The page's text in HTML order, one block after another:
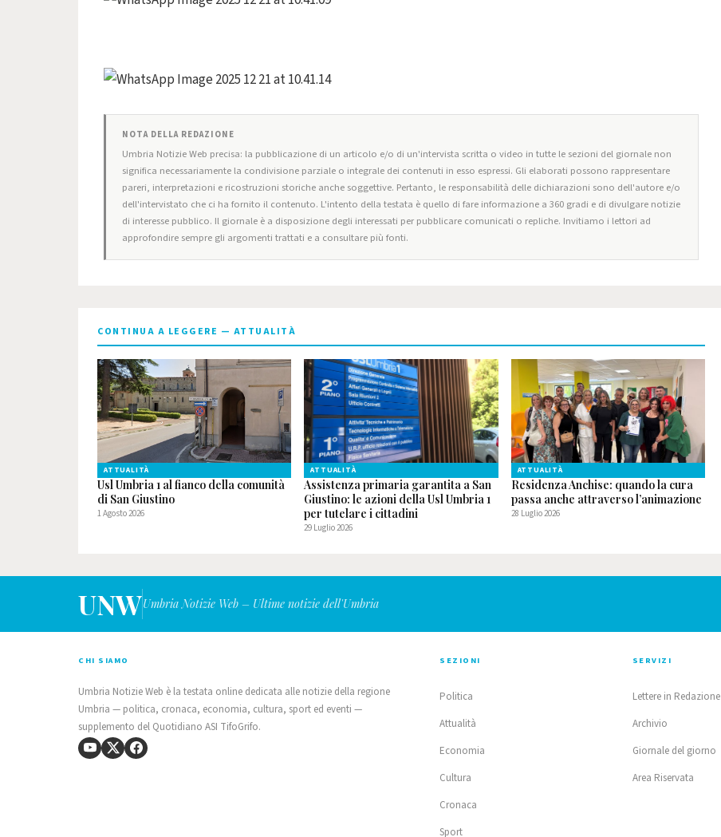
NOTA DELLA REDAZIONE
Umbria Notizie Web precisa: la pubblicazione di un articolo e/o di un'intervista scritta o video in tutte le sezioni del giornale non
significa necessariamente la condivisione parziale o integrale dei contenuti in esso espressi. Gli elaborati possono rappresentare
pareri, interpretazioni e ricostruzioni storiche anche soggettive. Pertanto, le responsabilità delle dichiarazioni sono dell'autore e/o
dell'intervistato che ci ha fornito il contenuto. L'intento della testata è quello di fare informazione a 360 gradi e di divulgare notizie
di interesse pubblico. Il giornale è a disposizione degli interessati per pubblicare comunicati o repliche. Invitiamo i lettori ad
approfondire sempre gli argomenti trattati e a consultare più fonti.
CONTINUA A LEGGERE — ATTUALITÀ
ATTUALITÀ
Usl Umbria 1 al fianco della comunità
di San Giustino
1 Agosto 2026
ATTUALITÀ
Assistenza primaria garantita a San
Giustino: le azioni della Usl Umbria 1
per tutelare i cittadini
29 Luglio 2026
ATTUALITÀ
Residenza Anchise: quando la cura
passa anche attraverso l’animazione
28 Luglio 2026
UNWUmbria Notizie Web – Ultime notizie dell'Umbria
CHI SIAMO
Umbria Notizie Web è la testata online dedicata alle notizie della regione
Umbria — politica, cronaca, economia, cultura, sport ed eventi —
supplemento del Quotidiano ASI TifoGrifo.
SEZIONI
Politica
Attualità
Economia
Cultura
Cronaca
Sport
SERVIZI
Lettere in Redazione
Archivio
Giornale del giorno
Area Riservata